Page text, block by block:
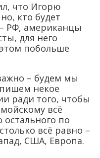
что Игорю
кто будет
РФ, американцы
для него
побольше
– будем мы
некое
ради того, чтобы
всё
остального по
всё равно –
США, Европа.